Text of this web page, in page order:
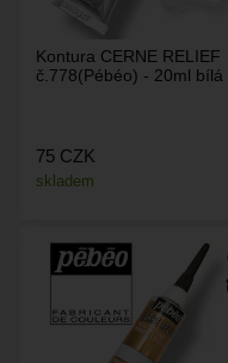
Kontura CERNE RELIEF
č.778(Pébéo) - 20ml bílá
skladem
75 CZK